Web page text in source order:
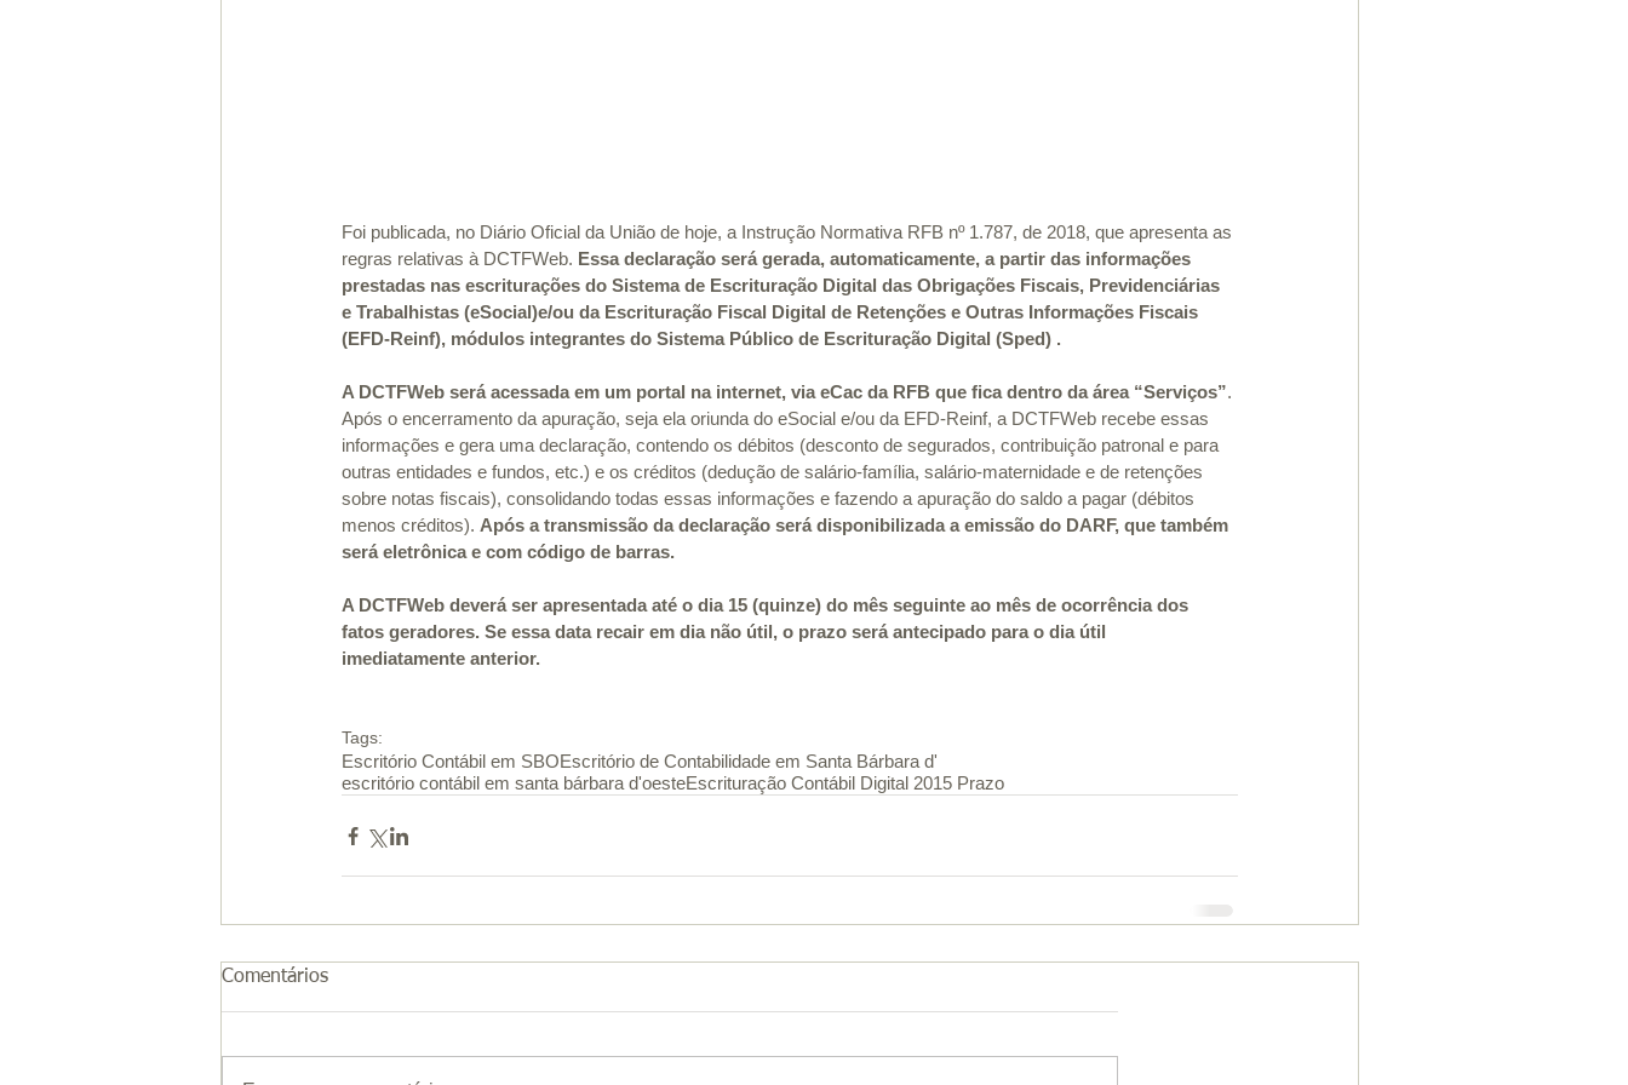
Foi publicada, no Diário Oficial da União de hoje, a Instrução Normativa RFB nº 1.787, de 2018, que apresenta as
regras relativas à DCTFWeb. Essa declaração será gerada, automaticamente, a partir das informações
prestadas nas escriturações do Sistema de Escrituração Digital das Obrigações Fiscais, Previdenciárias
e Trabalhistas (eSocial)e/ou da Escrituração Fiscal Digital de Retenções e Outras Informações Fiscais
(EFD-Reinf), módulos integrantes do Sistema Público de Escrituração Digital (Sped) .
A DCTFWeb será acessada em um portal na internet, via eCac da RFB que fica dentro da área “Serviços”.
Após o encerramento da apuração, seja ela oriunda do eSocial e/ou da EFD-Reinf, a DCTFWeb recebe essas
informações e gera uma declaração, contendo os débitos (desconto de segurados, contribuição patronal e para
outras entidades e fundos, etc.) e os créditos (dedução de salário-família, salário-maternidade e de retenções
sobre notas fiscais), consolidando todas essas informações e fazendo a apuração do saldo a pagar (débitos
menos créditos). Após a transmissão da declaração será disponibilizada a emissão do DARF, que também
será eletrônica e com código de barras.
A DCTFWeb deverá ser apresentada até o dia 15 (quinze) do mês seguinte ao mês de ocorrência dos
fatos geradores. Se essa data recair em dia não útil, o prazo será antecipado para o dia útil
imediatamente anterior.
Tags:
Escritório Contábil em SBOEscritório de Contabilidade em Santa Bárbara d'
escritório contábil em santa bárbara d'oesteEscrituração Contábil Digital 2015 Prazo
Comentários